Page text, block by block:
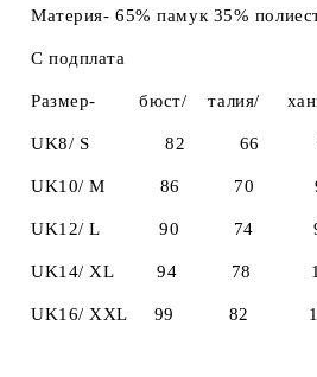
Материя- 65% памук 35%
С подплата
Размер- бюст/ талия/
UK8/ S 82 66
UK10/ M 86 70
UK12/ L 90 74
UK14/ XL 94 78
UK16/ XXL 99 82